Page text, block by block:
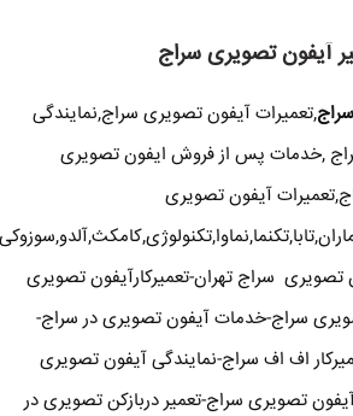
آیفون تصویری سراج
,تعمیرات آیفون تصویری سراج,نمایندگی
,خدمات پس از فروش ایفون تصویری
آیفون تصویری
تصویری سراج تهران-تعمیرکارآیفون تصویری
سراج-خدمات آیفون تصویری در سراج-
اف اف سراج-نمایندگی آیفون تصویری
تصویری سراج-تعمیر دربازکن تصویری در